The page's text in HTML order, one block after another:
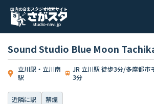
国内の音楽スタジオ検索サイト
Sound Studio Blue Moon
立川駅・立川南
駅
JR 立川駅 徒歩3分/多摩都市
3分
近隣に駅 禁煙